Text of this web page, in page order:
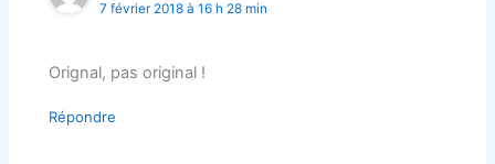
7 février 2018 à 16 h 28 min
Orignal, pas original !
Répondre